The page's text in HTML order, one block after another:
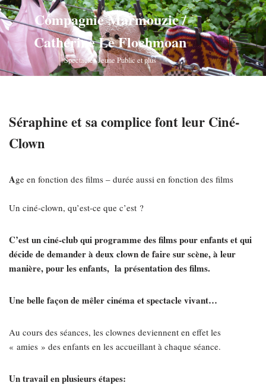
Aller
au
contenu
Compagnie Marmouzic /
Catherine Le Flochmoan
Spectacles Jeune Public et plus
Séraphine et sa complice font leur Ciné-
Clown
Age en fonction des films – durée aussi en fonction des films
Un ciné-clown, qu’est-ce que c’est ?
C’est un ciné-club qui programme des films pour enfants et qui
décide de demander à deux clown de faire sur scène, à leur
manière, pour les enfants, la présentation des films.
Une belle façon de mêler cinéma et spectacle vivant…
Au cours des séances, les clownes deviennent en effet les
« amies » des enfants en les accueillant à chaque séance.
Un travail en plusieurs étapes: